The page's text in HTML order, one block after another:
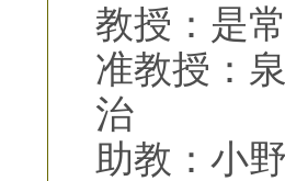
教授：是
准教授：
治
助教：小